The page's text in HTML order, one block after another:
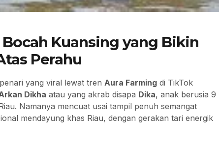
Kuansing yang Bikin
Perahu
yang viral lewat trenAura Farming di TikTok
Dikha atau yang akrab disapa Dika, anak berusia 9
Namanya mencuat usai tampil penuh semangat
mendayung khas Riau, dengan gerakan tari energik